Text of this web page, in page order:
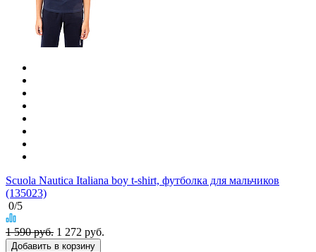
Scuola Nautica Italiana boy t-shirt, футболка для мальчиков
(135023)
0/5
1 590 руб. 1 272 руб.
Добавить в корзину